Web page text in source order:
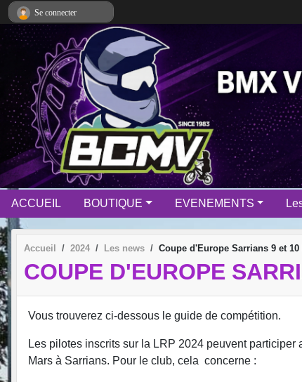
ACCUEIL BOUTIQUE EVENEMENTS
Accueil 2024 Les news Coupe d'Europe Sarrians 9 et
COUPE D'EUROPE
Vous trouverez ci-dessous le guide de compétition.
Les pilotes inscrits sur la LRP 2024 peuvent
Mars à Sarrians. Pour le club, cela concerne :
Se connecter
Panneau de gestion des cookies